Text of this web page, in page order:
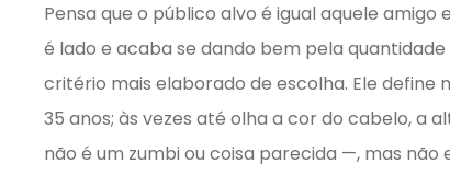
Pensa que o público alvo é igual aquele
é lado e acaba se dando bem pela
critério mais elaborado de escolha. Ele define
35 anos; às vezes até olha a cor do cabelo, a
não é um zumbi ou coisa parecida —, mas